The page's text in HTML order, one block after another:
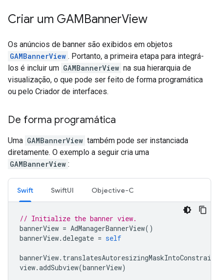
Criar um GAMBannerView
Os anúncios de banner são exibidos em objetos
GAMBannerView . Portanto, a primeira etapa para integrá-
los é incluir um GAMBannerView na sua hierarquia de
visualização, o que pode ser feito de forma programática
ou pelo Criador de interfaces.
De forma programática
Uma GAMBannerView também pode ser instanciada
diretamente. O exemplo a seguir cria uma
GAMBannerView :
Swift SwiftUI Objective-C
// Initialize the banner view.
bannerView = AdManagerBannerView()
bannerView.delegate = self
bannerView.
view.addSubview(bannerView)